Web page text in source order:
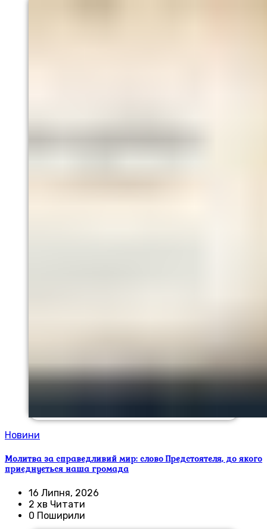
Новини
Молитва за справедливий мир: слово Предстоятеля, до якого
приєднується наша громада
16 Липня, 2026
2 хв Читати
0 Поширили